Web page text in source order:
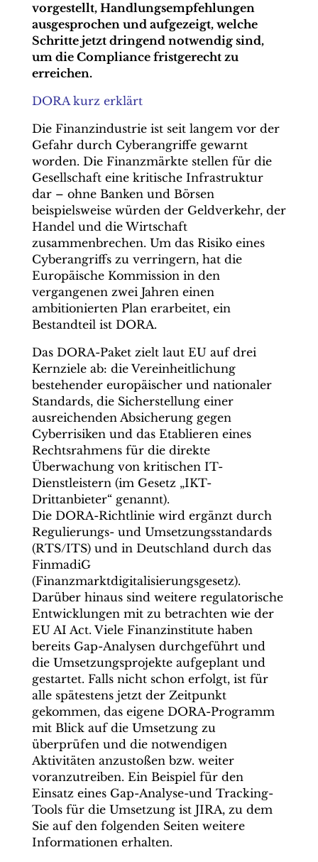
vorgestellt, Handlungsempfehlungen
ausgesprochen und aufgezeigt, welche
Schritte jetzt dringend notwendig sind,
um die Compliance fristgerecht zu
erreichen.
DORA kurz erklärt
Die Finanzindustrie ist seit langem vor der
Gefahr durch Cyberangriffe gewarnt
worden. Die Finanzmärkte stellen für die
Gesellschaft eine kritische Infrastruktur
dar – ohne Banken und Börsen
beispielsweise würden der Geldverkehr, der
Handel und die Wirtschaft
zusammenbrechen. Um das Risiko eines
Cyberangriffs zu verringern, hat die
Europäische Kommission in den
vergangenen zwei Jahren einen
ambitionierten Plan erarbeitet, ein
Bestandteil ist DORA.
Das DORA-Paket zielt laut EU auf drei
Kernziele ab: die Vereinheitlichung
bestehender europäischer und nationaler
Standards, die Sicherstellung einer
ausreichenden Absicherung gegen
Cyberrisiken und das Etablieren eines
Rechtsrahmens für die direkte
Überwachung von kritischen IT-
Dienstleistern (im Gesetz „IKT-
Drittanbieter“ genannt).
Die DORA-Richtlinie wird ergänzt durch
Regulierungs- und Umsetzungsstandards
(RTS/ITS) und in Deutschland durch das
FinmadiG
(Finanzmarktdigitalisierungsgesetz).
Darüber hinaus sind weitere regulatorische
Entwicklungen mit zu betrachten wie der
EU AI Act. Viele Finanzinstitute haben
bereits Gap-Analysen durchgeführt und
die Umsetzungsprojekte aufgeplant und
gestartet. Falls nicht schon erfolgt, ist für
alle spätestens jetzt der Zeitpunkt
gekommen, das eigene DORA-Programm
mit Blick auf die Umsetzung zu
überprüfen und die notwendigen
Aktivitäten anzustoßen bzw. weiter
voranzutreiben. Ein Beispiel für den
Einsatz eines Gap-Analyse-und Tracking-
Tools für die Umsetzung ist JIRA, zu dem
Sie auf den folgenden Seiten weitere
Informationen erhalten.